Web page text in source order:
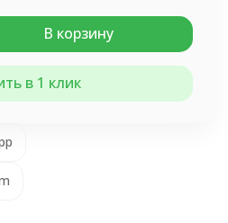
В корзину
в 1 клик